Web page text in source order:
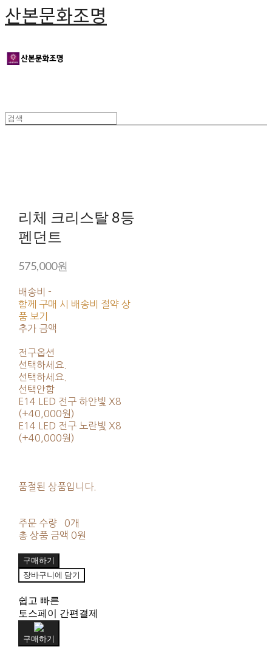
산본문화조명
리체 크리스탈 8등
펜던트
575,000원
배송비 -
함께 구매 시 배송비 절약 상
품 보기
추가 금액
전구옵션
선택하세요.
선택하세요.
선택안함
E14 LED 전구 하얀빛 X8
(+40,000원)
E14 LED 전구 노란빛 X8
(+40,000원)
품절된 상품입니다.
주문 수량
0개
총 상품 금액 0원
구매하기
장바구니에 담기
쉽고 빠른
토스페이 간편결제
구매하기